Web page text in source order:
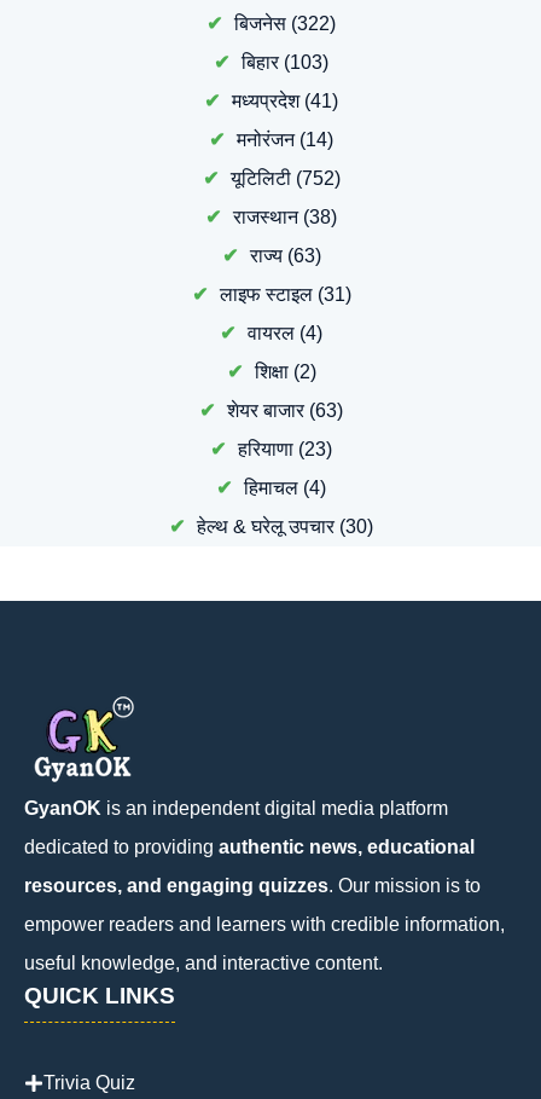
बिजनेस (322)
बिहार(103)
मध्यप्रदेश(41)
मनोरंजन(14)
यूटिलिटी(752)
राजस्थान(38)
राज्य(63)
लाइफ स्टाइल(31)
वायरल (4)
शिक्षा(2)
शेयर बाजार(63)
हरियाणा (23)
हिमाचल (4)
हेल्थ & घरेलू उपचार(30)
GyanOK is an independent digital media platform
dedicated to providing authentic news, educational
resources, and engaging quizzes. Our mission is to
empower readers and learners with credible information,
useful knowledge, and interactive content.
QUICK LINKS
Trivia Quiz